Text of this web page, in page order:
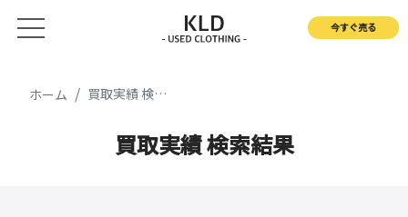
今すぐ売る
ホーム 買取実績 検索結果
買取実績 検索結果